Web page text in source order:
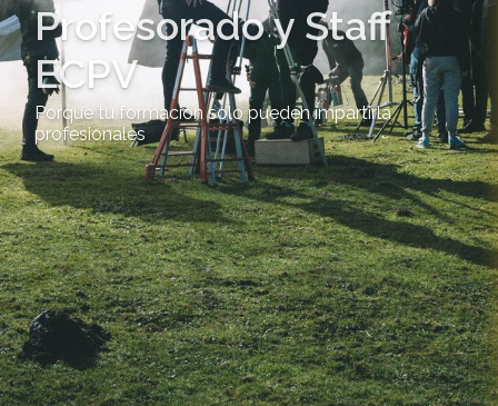
Profesorado y Staff
ECPV
Porque tu formación solo pueden impartirla
profesionales